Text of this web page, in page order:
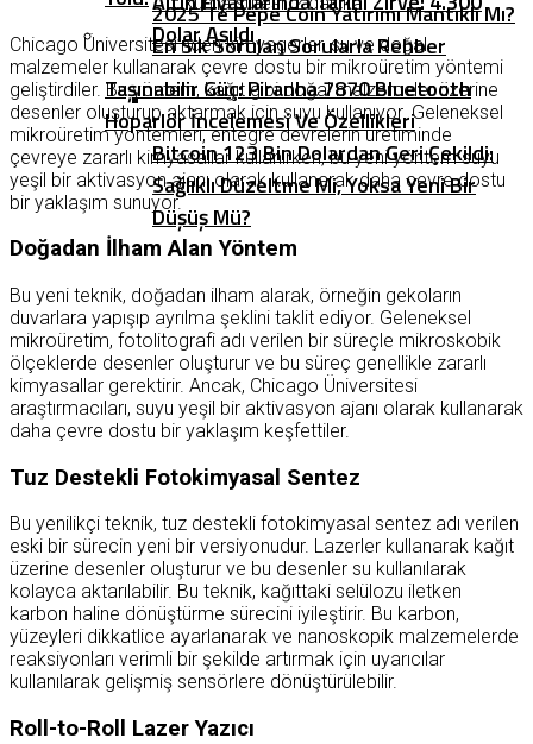
Dolar Aşıldı
2025’te Pepe Coin Yatırımı Mantıklı Mı?
En Sık Sorulan Sorularla Rehber
Bitcoin 123 Bin Dolardan Geri Çekildi:
Sağlıklı Düzeltme Mi, Yoksa Yeni Bir
Düşüş Mü?
Taşınabilir Güç: Piranha 7870 Bluetooth
Hoparlör İncelemesi Ve Özellikleri
Chicago Üniversitesi’nden kimyagerler, su ve doğal
malzemeler kullanarak çevre dostu bir mikroüretim yöntemi
geliştirdiler. Bu yöntem, kağıt gibi doğal malzemeler üzerine
desenler oluşturup aktarmak için suyu kullanıyor. Geleneksel
mikroüretim yöntemleri, entegre devrelerin üretiminde
çevreye zararlı kimyasallar kullanırken, bu yeni yöntem suyu
yeşil bir aktivasyon ajanı olarak kullanarak daha çevre dostu
bir yaklaşım sunuyor.
Doğadan İlham Alan Yöntem
Bu yeni teknik, doğadan ilham alarak, örneğin gekoların
duvarlara yapışıp ayrılma şeklini taklit ediyor. Geleneksel
mikroüretim, fotolitografi adı verilen bir süreçle mikroskobik
ölçeklerde desenler oluşturur ve bu süreç genellikle zararlı
kimyasallar gerektirir. Ancak, Chicago Üniversitesi
araştırmacıları, suyu yeşil bir aktivasyon ajanı olarak kullanarak
daha çevre dostu bir yaklaşım keşfettiler.
Tuz Destekli Fotokimyasal Sentez
Bu yenilikçi teknik, tuz destekli fotokimyasal sentez adı verilen
eski bir sürecin yeni bir versiyonudur. Lazerler kullanarak kağıt
üzerine desenler oluşturur ve bu desenler su kullanılarak
kolayca aktarılabilir. Bu teknik, kağıttaki selülozu iletken
karbon haline dönüştürme sürecini iyileştirir. Bu karbon,
yüzeyleri dikkatlice ayarlanarak ve nanoskopik malzemelerde
reaksiyonları verimli bir şekilde artırmak için uyarıcılar
kullanılarak gelişmiş sensörlere dönüştürülebilir.
Roll-to-Roll Lazer Yazıcı